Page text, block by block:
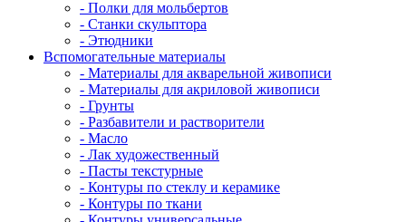
- Полки для мольбертов
- Станки скульптора
- Этюдники
Вспомогательные материалы
- Материалы для акварельной живописи
- Материалы для акриловой живописи
- Грунты
- Разбавители и растворители
- Масло
- Лак художественный
- Пасты текстурные
- Контуры по стеклу и керамике
- Контуры по ткани